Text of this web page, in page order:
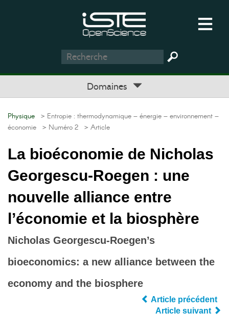
Domaines
Physique > Entropie : thermodynamique – énergie – environnement –
économie > Numéro 2 > Article
La bioéconomie de Nicholas
Georgescu-Roegen : une
nouvelle alliance entre
l’économie et la biosphère
Nicholas Georgescu-Roegen’s
bioeconomics: a new alliance between the
economy and the biosphere
Article précédent
Article suivant